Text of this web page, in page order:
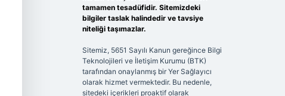
tamamen tesadüfidir. Sitemizdeki
bilgiler taslak halindedir ve tavsiye
niteliği taşımazlar.
Sitemiz, 5651 Sayılı Kanun gereğince Bilgi
Teknolojileri ve İletişim Kurumu (BTK)
tarafından onaylanmış bir Yer Sağlayıcı
olarak hizmet vermektedir. Bu nedenle,
sitedeki içerikleri proaktif olarak